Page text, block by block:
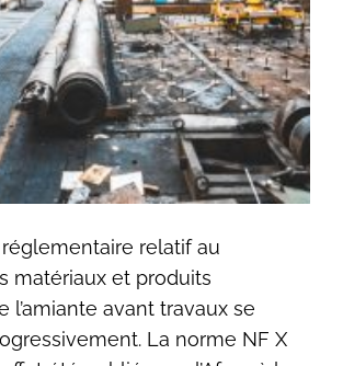
relatif au
matériaux et produits
l’amiante avant travaux se
La norme NF X